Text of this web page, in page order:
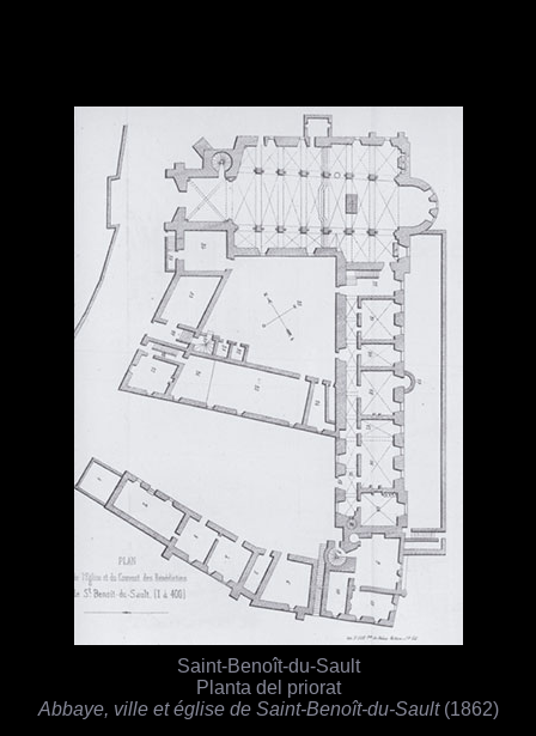
Saint-Benoît-du-Sault
Planta del priorat
Abbaye, ville et église de Saint-Benoît-du-Sault(1862)